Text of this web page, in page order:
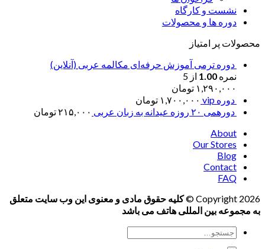
نشست و کارگاه
دوره ها و محصولات
محصولات پر امتیاز
دوره ترمی آموزش حرفه‌ای مکالمه عربی (آنلاین)
نمره 1.00 از 5
۱,۲۹۰,۰۰۰ تومان
دوره vip
۱,۷۰۰,۰۰۰ تومان
دورهمی ۲۰ روزه عیدانه به زبان عربی
۲۱۵,۰۰۰تومان
About
Our Stores
Blog
Contact
FAQ
Copyright 2026 ©
کلیه حقوق مادی و معنوی این وب سایت متعلق
به مجموعه بین المللی هاتف می باشد
جستجو
برای: